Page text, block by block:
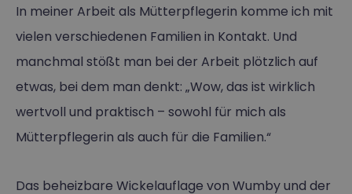
In meiner Arbeit als Mütterpflegerin komme ich mit
vielen verschiedenen Familien in Kontakt. Und
manchmal stößt man bei der Arbeit plötzlich auf
etwas, bei dem man denkt: „Wow, das ist wirklich
wertvoll und praktisch – sowohl für mich als
Mütterpflegerin als auch für die Familien.“
Das beheizbare Wickelauflage von Wumby und der